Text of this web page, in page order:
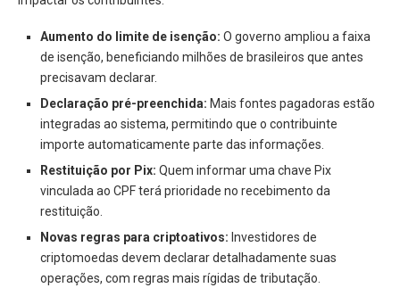
Aumento do limite de isenção: O governo ampliou a faixa
de isenção, beneficiando milhões de brasileiros que antes
precisavam declarar.
Declaração pré-preenchida: Mais fontes pagadoras estão
integradas ao sistema, permitindo que o contribuinte
importe automaticamente parte das informações.
Restituição por Pix: Quem informar uma chave Pix
vinculada ao CPF terá prioridade no recebimento da
restituição.
Novas regras para criptoativos: Investidores de
criptomoedas devem declarar detalhadamente suas
operações, com regras mais rígidas de tributação.